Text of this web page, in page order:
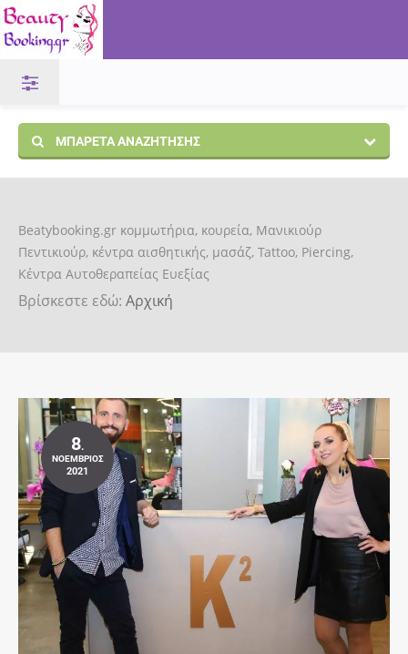
ΜΠΑΡΈΤΑ ΑΝΑΖΉΤΗΣΗΣ
Beatybooking.gr κομμωτήρια, κουρεία, Μανικιούρ
Πεντικιούρ, κέντρα αισθητικής, μασάζ, Tattoo, Piercing,
Κέντρα Αυτοθεραπείας Ευεξίας
Βρίσκεστε εδώ: Αρχική
8.
ΝΟΈΜΒΡΙΟΣ
2021